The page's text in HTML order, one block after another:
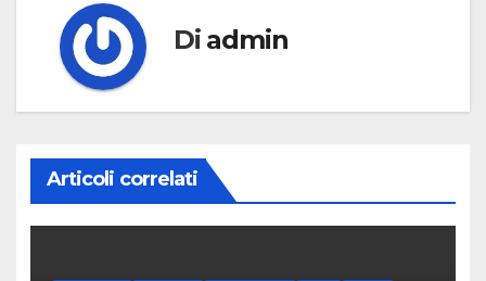
Di admin
Articoli correlati